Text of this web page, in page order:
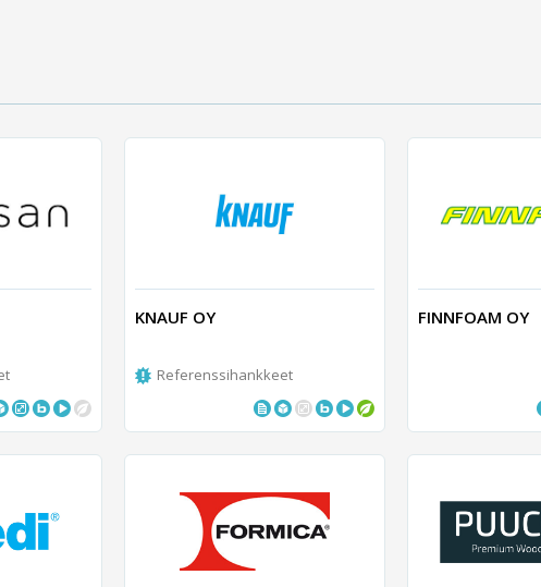
KNAUF OY
Referenssihankkeet
FINNFOAM OY